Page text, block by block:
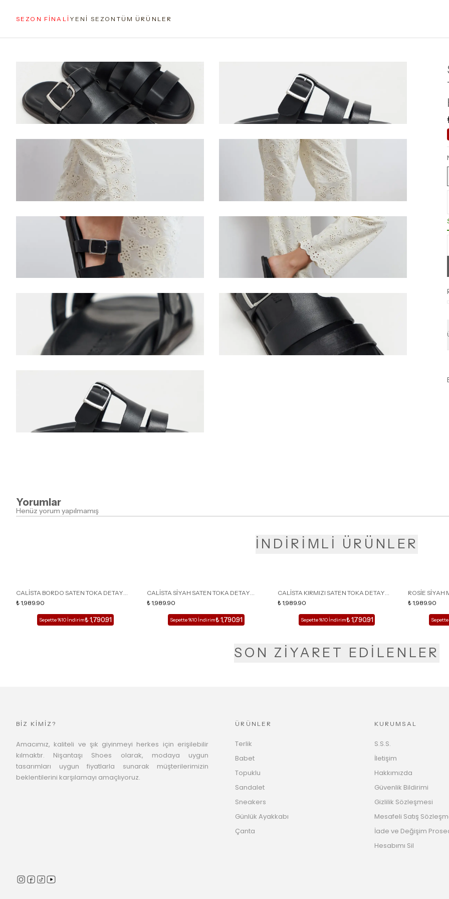
SEZON FİNALİ YENİ SEZON TÜM ÜRÜNLER
Yorumlar
Henüz yorum yapılmamış
İNDİRİMLİ ÜRÜNLER
CALİSTA BORDO SATEN TOKA DETAY
SİVRİ BURUN KADIN TOPUKLU TERLİK
₺ 1,989.90
Sepette %10 İndirim₺ 1,790.91
CALİSTA SİYAH SATEN TOKA DETAY
SİVRİ BURUN KADIN TOPUKLU TERLİK
₺ 1,989.90
Sepette %10 İndirim₺ 1,790.91
CALİSTA KIRMIZI SATEN TOKA DETAY
SİVRİ BURUN KADIN TOPUKLU TERLİK
₺ 1,989.90
Sepette %10 İndirim₺ 1,790.91
ROSİE SİYAH
DETAY
₺ 1,989.90
SON ZİYARET EDİLENLER
BİZ KİMİZ?
Amacımız, kaliteli ve şık giyinmeyi herkes için erişilebilir
kılmaktır. Nişantaşı Shoes olarak, modaya uygun
tasarımları uygun fiyatlarla sunarak müşterilerimizin
beklentilerini karşılamayı amaçlıyoruz.
ÜRÜNLER
Terlik
Babet
Topuklu
Sandalet
Sneakers
Günlük Ayakkabı
Çanta
KURUMSAL
S.S.S.
İletişim
Hakkımızda
Güvenlik Bildirimi
Gizlilik Sözleşmesi
Mesafeli Satış
İade ve Değişim
Hesabımı Sil